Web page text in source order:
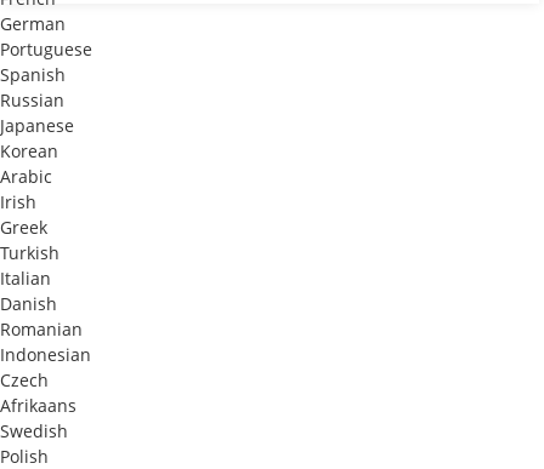
German
Portuguese
Spanish
Russian
Japanese
Korean
Arabic
Irish
Greek
Turkish
Italian
Danish
Romanian
Indonesian
Czech
Afrikaans
Swedish
Polish